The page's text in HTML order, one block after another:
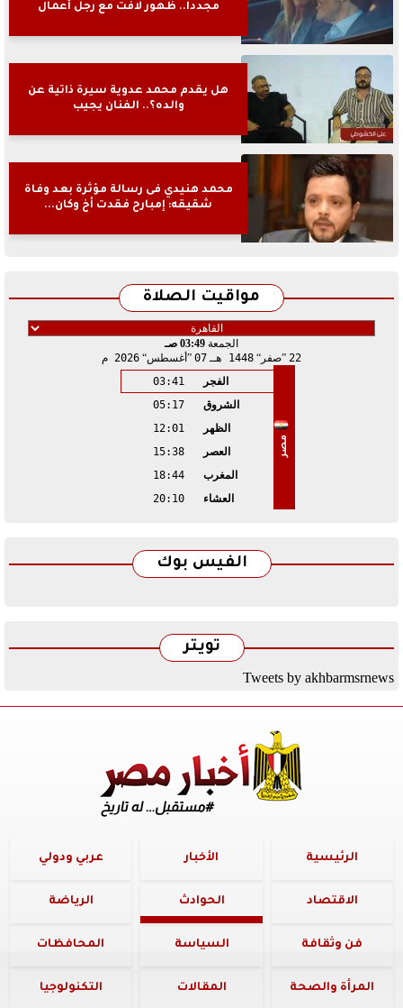
مجددا.. ظهور لافت مع رجل أعمال
هل يقدم محمد عدوية سيرة ذاتية عن
والده؟.. الفنان يجيب
محمد هنيدي فى رسالة مؤثرة بعد وفاة
شقيقه: إمبارح فقدت أخ وكان...
مواقيت الصلاة
الجمعة 03:49 صـ
22 صفر 1448 هـ 07 أغسطس 2026 م
مصر
الفجر
03:41
الشروق
05:17
الظهر
12:01
العصر
15:38
المغرب
18:44
العشاء
20:10
الفيس بوك
تويتر
Tweets by akhbarmsrnews
الرئيسية الأخبار عربي ودولي
الاقتصاد الحوادث الرياضة
فن وثقافة السياسة المحافظات
المرأة والصحة المقالات التكنولوجيا